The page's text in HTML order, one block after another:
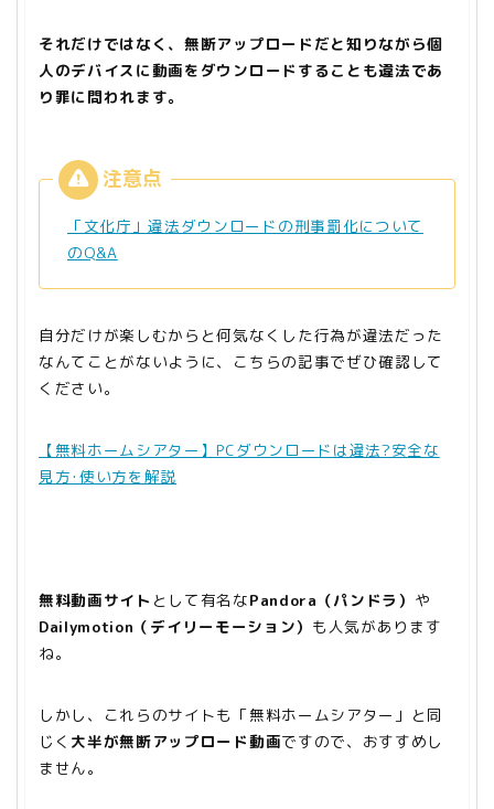
それだけではなく、無断アップロードだと知りながら個
人のデバイスに動画をダウンロードすることも違法であ
り罪に問われます。
「文化庁」違法ダウンロードの刑事罰化について
のQ&A
自分だけが楽しむからと何気なくした行為が違法だった
なんてことがないように、こちらの記事でぜひ確認して
ください。
【無料ホームシアター】PCダウンロードは違法?安全な
見方･使い方を解説
無料動画サイト として有名なPandora（パンドラ） や
Dailymotion（デイリーモーション） も人気があります
ね。
しかし、これらのサイトも「無料ホームシアター」と同
じく 大半が無断アップロード動画ですので、おすすめし
ません。